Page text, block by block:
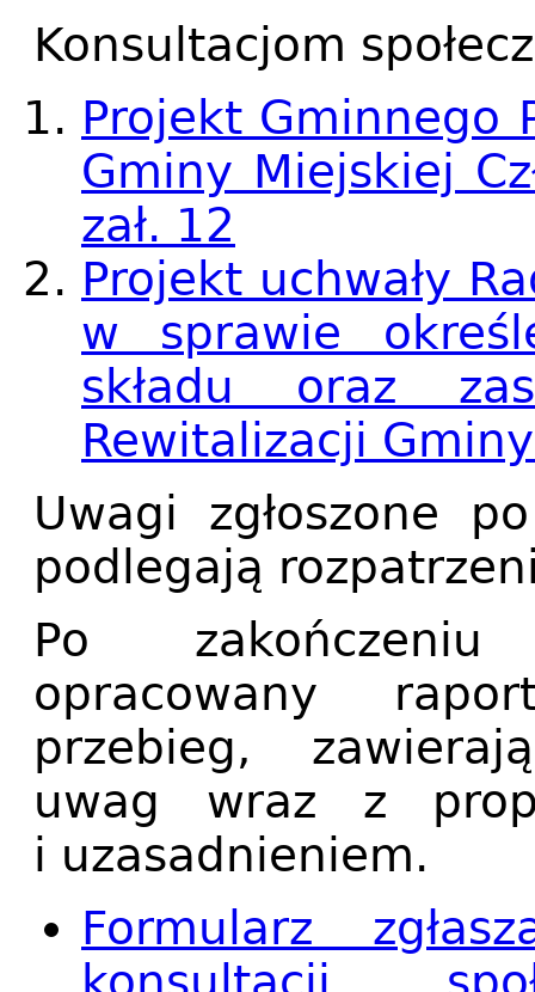
Konsultacjom
Projekt Gminnego
Gminy Miejskiej
zał. 12
Projekt uchwały
w sprawie
składu oraz
Rewitalizacji
Uwagi zgłoszone
podlegają
Po
opracowany
przebieg,
uwag wraz z
i uzasadnieniem.
Formularz